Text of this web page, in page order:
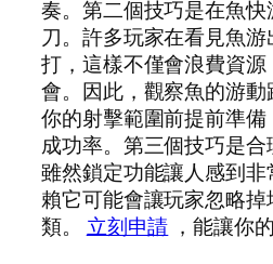
奏。第二個技巧是在魚
刀。許多玩家在看見魚
打，這樣不僅會浪費資
會。因此，觀察魚的游
你的射擊範圍前提前準
成功率。第三個技巧是合
雖然鎖定功能讓人感到
賴它可能會讓玩家忽略
類。 立刻申請 ，能讓你